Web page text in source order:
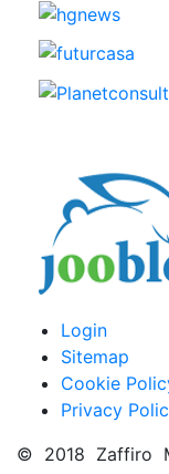
Login
Sitemap
Cookie
Privacy
© 2018 Zaffiro